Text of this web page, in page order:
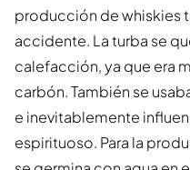
producción de whiskies
accidente. La turba se
calefacción, ya que era
carbón. También se
e inevitablemente
espirituoso. Para la